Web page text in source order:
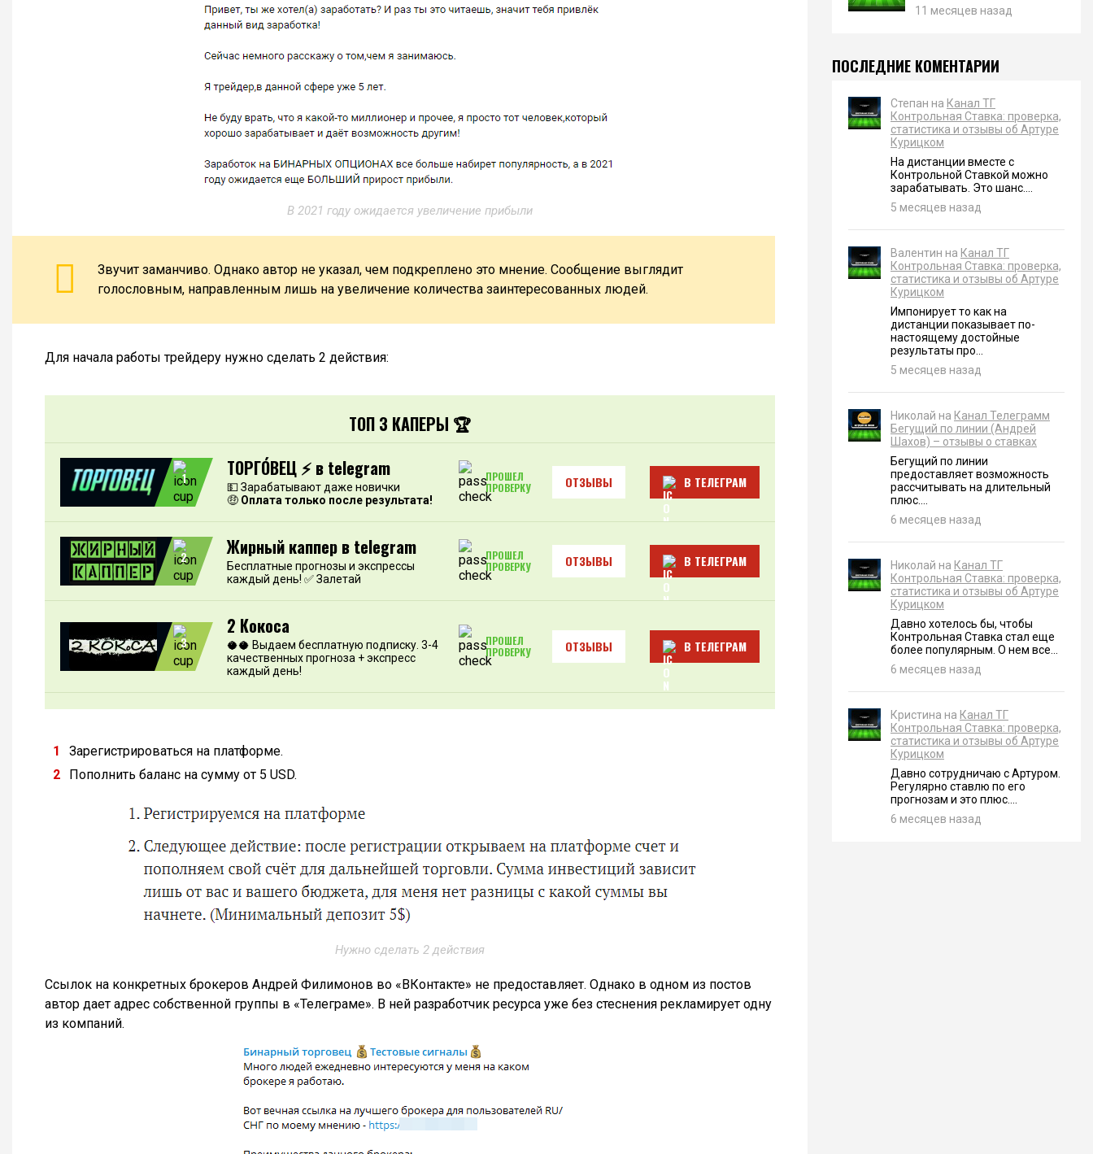
В 2021 году ожидается увеличение прибыли
Звучит заманчиво. Однако автор не указал, чем подкреплено это мнение. Сообщение выглядит
голословным, направленным лишь на увеличение количества заинтересованных людей.
Для начала работы трейдеру нужно сделать 2 действия:
ТОП 3 КАПЕРЫ 🏆
1 ТОРГО́ВЕЦ ⚡️ в telegram
💵 Зарабатывают даже новички
🤑 Оплата только после результата!
ПРОШЕЛ
ПРОВЕРКУ
ОТЗЫВЫ В ТЕЛЕГРАМ
2 Жирный каппер в telegram
Бесплатные прогнозы и экспрессы
каждый день! ✅ Залетай
ПРОШЕЛ
ПРОВЕРКУ
ОТЗЫВЫ В ТЕЛЕГРАМ
3
2 Кокоса
🥥🥥 Выдаем бесплатную подписку. 3-4
качественных прогноза + экспресс
каждый день!
ПРОШЕЛ
ПРОВЕРКУ
ОТЗЫВЫ В ТЕЛЕГРАМ
Зарегистрироваться на платформе.
Пополнить баланс на сумму от 5 USD.
Нужно сделать 2 действия
Ссылок на конкретных брокеров Андрей Филимонов во «ВКонтакте» не предоставляет. Однако в одном из постов
автор дает адрес собственной группы в «Телеграме». В ней разработчик ресурса уже без стеснения рекламирует одну
из компаний.
11 месяцев назад
ПОСЛЕДНИЕ КОМЕНТАРИИ
Степан на Канал ТГ
Контрольная Ставка: проверка,
статистика и отзывы об Артуре
Курицком
На дистанции вместе с
Контрольной Ставкой можно
зарабатывать. Это шанс....
5 месяцев назад
Валентин на Канал ТГ
Контрольная Ставка: проверка,
статистика и отзывы об Артуре
Курицком
Импонирует то как на
дистанции показывает по-
настоящему достойные
результаты про...
5 месяцев назад
Николай на Канал Телеграмм
Бегущий по линии (Андрей
Шахов) – отзывы о ставках
Бегущий по линии
предоставляет возможность
рассчитывать на длительный
плюс....
6 месяцев назад
Николай на Канал ТГ
Контрольная Ставка: проверка,
статистика и отзывы об Артуре
Курицком
Давно хотелось бы, чтобы
Контрольная Ставка стал еще
более популярным. О нем все...
6 месяцев назад
Кристина на Канал ТГ
Контрольная Ставка: проверка,
статистика и отзывы об Артуре
Курицком
Давно сотрудничаю с Артуром.
Регулярно ставлю по его
прогнозам и это плюс....
6 месяцев назад